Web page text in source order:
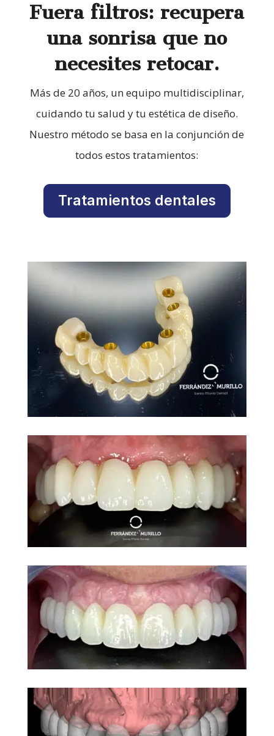
Fuera filtros: recupera
una sonrisa que no
necesites retocar.
Más de 20 años, un equipo multidisciplinar,
cuidando tu salud y tu estética de diseño.
Nuestro método se basa en la conjunción de
todos estos tratamientos:
Tratamientos dentales